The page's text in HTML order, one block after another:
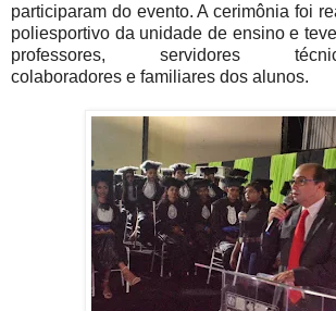
participaram do evento. A cerimônia foi
poliesportivo da unidade de ensino e
professores, servidores técnico-
colaboradores e familiares dos alunos.